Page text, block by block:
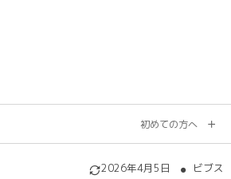
初めての方へ
2026年4月5日 ビブス